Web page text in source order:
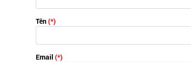
Tên(*)
Email (*)